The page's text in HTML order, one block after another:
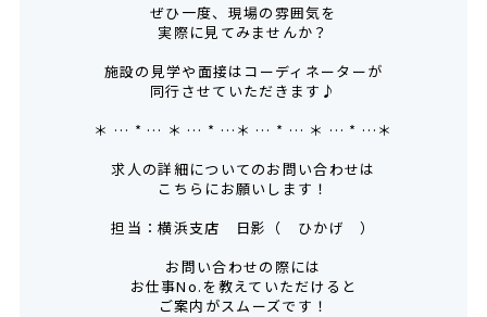
ぜひ一度、現場の雰囲気を
実際に見てみませんか？
施設の見学や面接はコーディネーターが
同行させていただきます♪
＊ … * … ＊ … * …＊ … * … ＊ … * …＊
求人の詳細についてのお問い合わせは
こちらにお願いします！
担当：横浜支店 日影（ ひかげ ）
お問い合わせの際には
お仕事No.を教えていただけると
ご案内がスムーズです！